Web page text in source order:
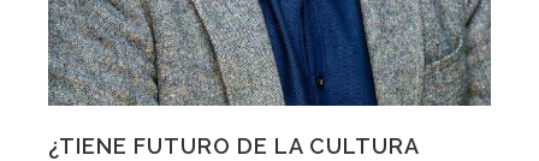
¿TIENE FUTURO DE LA CULTURA